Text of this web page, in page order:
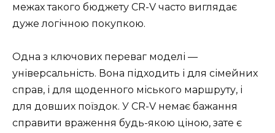
межах такого бюджету CR-V часто виглядає
дуже логічною покупкою.
Одна з ключових переваг моделі —
універсальність. Вона підходить і для сімейних
справ, і для щоденного міського маршруту, і
для довших поїздок. У CR-V немає бажання
справити враження будь-якою ціною, зате є